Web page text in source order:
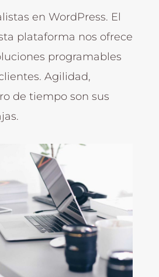
en WordPress. El
plataforma nos ofrece
programables
Agilidad,
de tiempo son sus